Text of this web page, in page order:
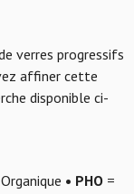
verres progressifs
affiner cette
disponible ci-
• PHO=